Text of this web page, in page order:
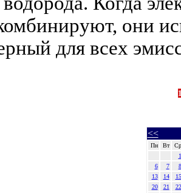
они
для всех
<<
Пн Вт
Ср
1
6
7
8
13
14
15
20
21
22